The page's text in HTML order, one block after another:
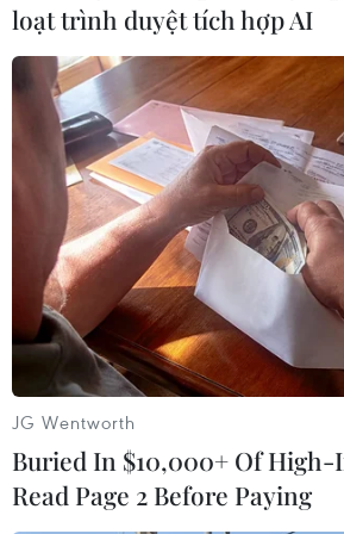
cuộc đời của mỗi con người,
nào thiếu đi sự động viên, yêu
lặng và vị tha của người cha.
hiện đại có lẽ đôi lúc đã vô
rời nhau, quên lãng sự hy sinh
loạt trình duyệt tích hợp AI
JG Wentworth
Buried In $10,000+ Of High-
Read Page 2 Before Paying